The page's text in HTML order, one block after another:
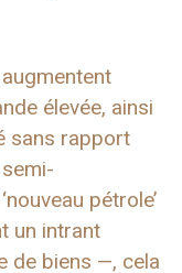
élevée, ainsi
sans rapport
pétrole’
un intrant
de biens —, cela